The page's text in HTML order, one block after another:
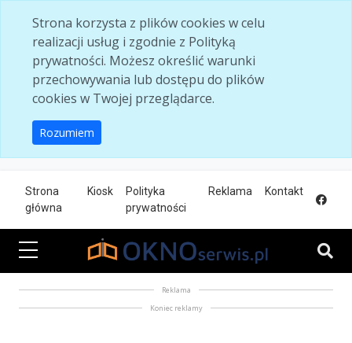
Strona korzysta z plików cookies w celu
realizacji usług i zgodnie z Polityką
prywatności. Możesz określić warunki
przechowywania lub dostępu do plików
cookies w Twojej przeglądarce.
Rozumiem
Strona
główna
Kiosk
Polityka
prywatności
Reklama Kontakt
Reklama
Koniec reklamy